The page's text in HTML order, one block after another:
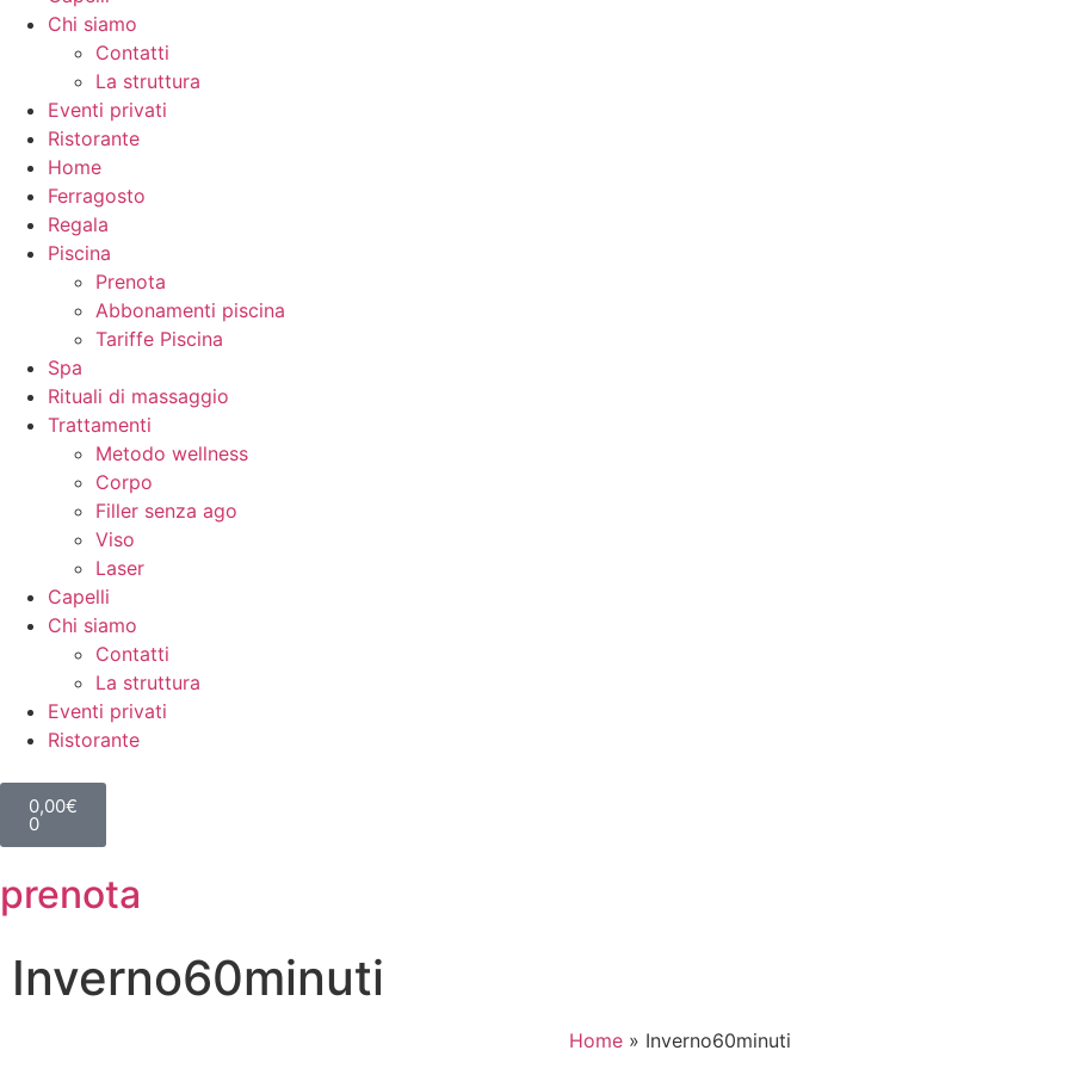
Chi siamo
Contatti
La struttura
Eventi privati
Ristorante
Home
Ferragosto
Regala
Piscina
Prenota
Abbonamenti piscina
Tariffe Piscina
Spa
Rituali di massaggio
Trattamenti
Metodo wellness
Corpo
Filler senza ago
Viso
Laser
Capelli
Chi siamo
Contatti
La struttura
Eventi privati
Ristorante
0,00€
0
prenota
Inverno60minuti
Home » Inverno60minuti